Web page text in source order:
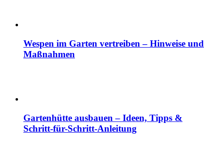
Wespen im Garten vertreiben – Hinweise und
Maßnahmen
Gartenhütte ausbauen – Ideen, Tipps &
Schritt-für-Schritt-Anleitung